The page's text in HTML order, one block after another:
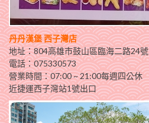
丹丹漢堡 西子灣店
地址：804高雄市鼓山區臨海二路24號
電話：075330573
營業時間：07:00 ~ 21:00每週四公休
近捷運西子灣站1號出口